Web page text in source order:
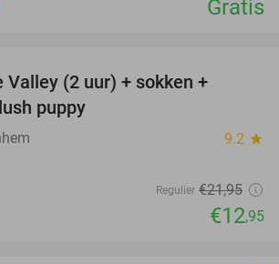
Gratis
Valley (2 uur) + sokken +
puppy
9.2 star
Regulier €21,95
€12,95